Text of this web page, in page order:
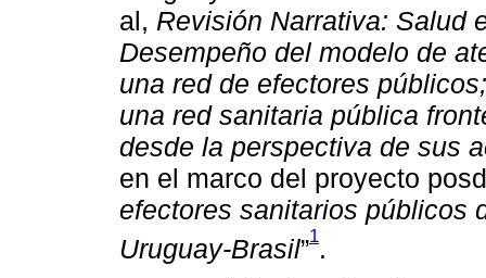
al, Revisión Narrativa: Salud
Desempeño del modelo de
una red de efectores públicos;
una red sanitaria pública
desde la perspectiva de sus
en el marco del proyecto
efectores sanitarios públicos
Uruguay-Brasil”1.